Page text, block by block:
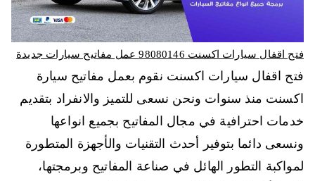
فتح اقفال سيارات اكسنت 98080146‬ عمل مفاتيح سيارات جديدة
فتح اقفال سيارات اكسنت نقوم بعمل مفاتيح سيارة
اكسنت منذ سنوات ونحن نسعى للتميز والانفراد بتقديم
خدمات احترافية في مجال المفاتيح بجميع انواعها
ونسعى دائما بتوفير أحدث التقنيات والأجهزة المتطورة
لمواكبة التطور الهائل في صناعة المفاتيح وبرمجتها،